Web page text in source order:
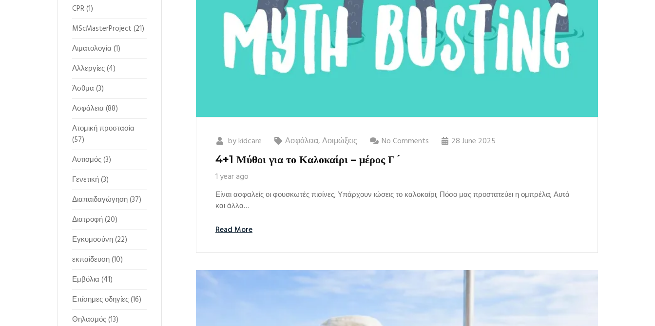
bykidcare Ασφάλεια,Λοιμώξεις No Comments 28 June 2025
4+1 Μύθοι για το Καλοκαίρι – μέρος Γ´
1 year ago
Είναι ασφαλείς οι φουσκωτές πισίνες; Υπάρχουν ιώσεις το καλοκαίρι; Πόσο μας προστατεύει η ομπρέλα; Αυτά
και άλλα…
Read More
CPR(1)
MScMasterProject (21)
Αιματολογία (1)
Αλλεργίες(4)
Άσθμα (3)
Ασφάλεια (88)
Ατομική προστασία
(57)
Αυτισμός(3)
Γενετική(3)
Διαπαιδαγώγηση(37)
Διατροφή(20)
Εγκυμοσύνη(22)
εκπαίδευση(10)
Εμβόλια (41)
Επίσημες οδηγίες(16)
Θηλασμός(13)